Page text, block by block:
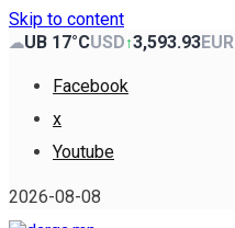
Skip to content
☁UB 17°CUSD↑3,593.93EUR
Facebook
x
Youtube
2026-08-08